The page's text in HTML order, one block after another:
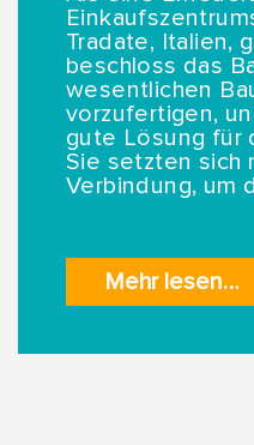
Tradate, Italien,
beschloss das
wesentlichen
vorzufertigen,
gute Lösung für
Sie setzten sich
Verbindung, um
Mehr lesen…